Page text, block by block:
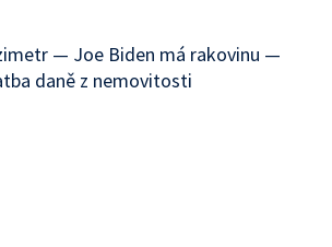
— Joe Biden má rakovinu —
daně z nemovitosti